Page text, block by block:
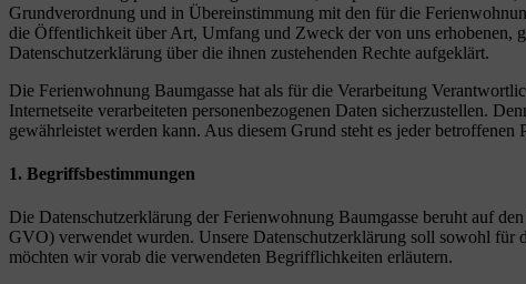
Grundverordnung und in Übereinstimmung mit den für die
die Öffentlichkeit über Art, Umfang und Zweck der von uns erhobenen,
Datenschutzerklärung über die ihnen zustehenden Rechte aufgeklärt.
Die Ferienwohnung Baumgasse hat als für die Verarbeitung
Internetseite verarbeiteten personenbezogenen Daten sicherzustellen.
gewährleistet werden kann. Aus diesem Grund steht es jeder
1. Begriffsbestimmungen
Die Datenschutzerklärung der Ferienwohnung Baumgasse beruht auf
GVO) verwendet wurden. Unsere Datenschutzerklärung soll sowohl für
möchten wir vorab die verwendeten Begrifflichkeiten erläutern.